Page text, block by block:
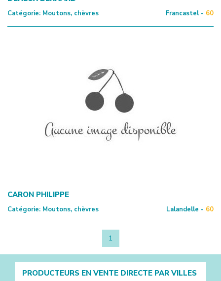
Catégorie: Moutons, chèvres Francastel - 60
CARON PHILIPPE
Catégorie: Moutons, chèvres Lalandelle - 60
1
PRODUCTEURS EN VENTE DIRECTE PAR VILLES